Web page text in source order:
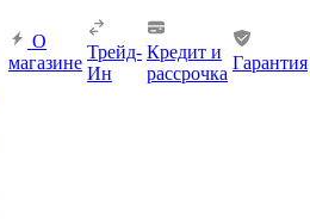
О
магазине
Трейд-
Ин
Кредит и
рассрочка
Гарантия